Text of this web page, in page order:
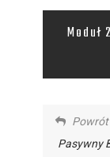
Powrót
Pasywny